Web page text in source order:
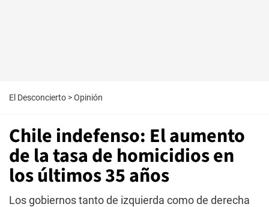
El Desconcierto >Opinión
Chile indefenso: El aumento
de la tasa de homicidios en
los últimos 35 años
Los gobiernos tanto de izquierda como de derecha